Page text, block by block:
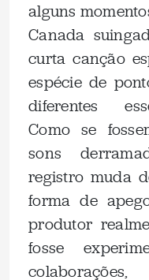
alguns
Canada
curta canção
espécie de
diferentes
Como se
sons
registro muda
forma de
produtor
fosse